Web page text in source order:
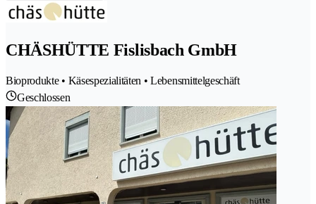
CHÄSHÜTTE Fislisbach GmbH
Bioprodukte • Käsespezialitäten • Lebensmittelgeschäft
Geschlossen